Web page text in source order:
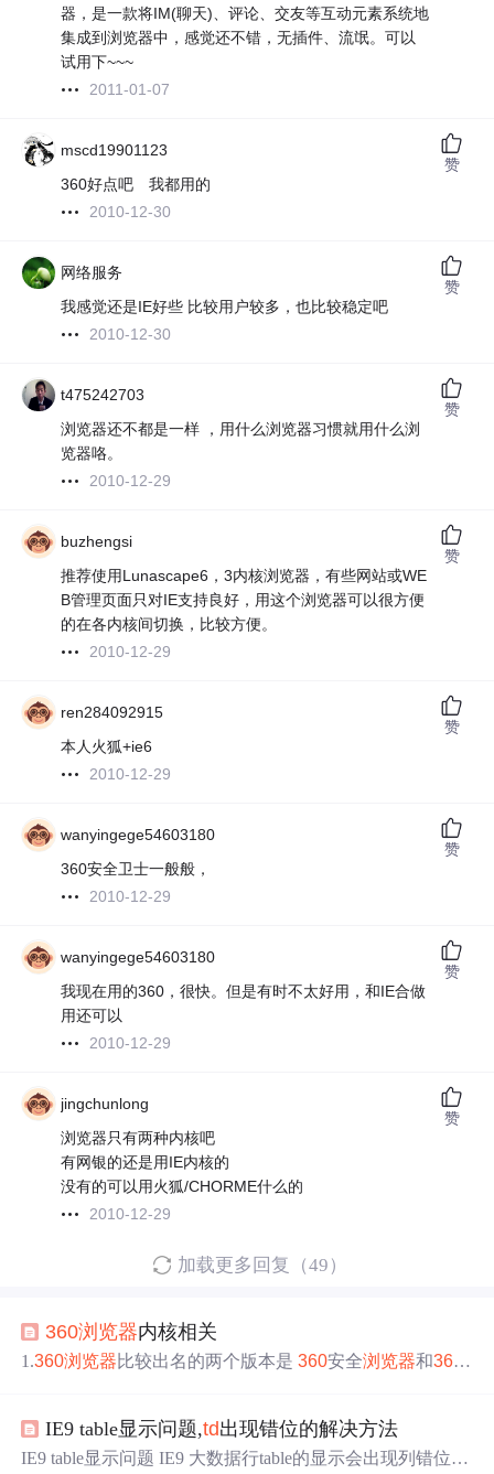
器，是一款将IM(聊天)、评论、交友等互动元素系统地
集成到浏览器中，感觉还不错，无插件、流氓。可以
试用下~~~
2011-01-07
mscd19901123
360好点吧 我都用的
2010-12-30
赞
网络服务
我感觉还是IE好些 比较用户较多，也比较稳定吧
2010-12-30
赞
t475242703
浏览器还不都是一样 ，用什么浏览器习惯就用什么浏
览器咯。
2010-12-29
赞
buzhengsi
推荐使用Lunascape6，3内核浏览器，有些网站或WE
B管理页面只对IE支持良好，用这个浏览器可以很方便
的在各内核间切换，比较方便。
2010-12-29
赞
ren284092915
本人火狐+ie6
2010-12-29
赞
wanyingege54603180
360安全卫士一般般，
2010-12-29
赞
wanyingege54603180
我现在用的360，很快。但是有时不太好用，和IE合做
用还可以
2010-12-29
赞
jingchunlong
浏览器只有两种内核吧
有网银的还是用IE内核的
没有的可以用火狐/CHORME什么的
2010-12-29
赞
加载更多回复（49）
360浏览器内核相关
1.360浏览器比较出名的两个版本是360安全浏览器和360
一种是兼容IE的模式 很多 比较古老的网站和应用(比如
和ALM)可以使用兼容模式来打开. 具体的内核 应该是IE的
IE9 table显示问题,td出现错位的解决方法
IE9 table显示问题 IE9 大数据行table的显示会出现列错位